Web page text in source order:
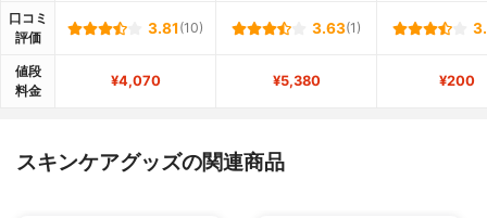
口コミ
評価
3.81 (10) 3.63(1)
値段
料金
¥4,070 ¥5,380 ¥200
スキンケアグッズの関連商品